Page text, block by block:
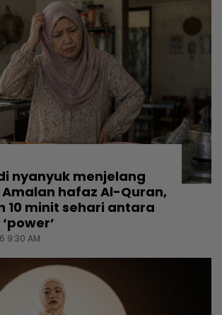
nyanyuk menjelang
Amalan hafaz Al-Quran,
10 minit sehari antara
9:30 AM